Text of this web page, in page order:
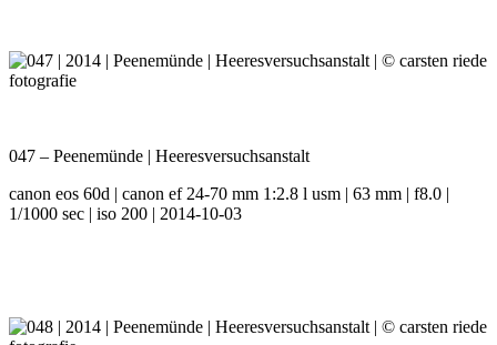
047 – Peenemünde | Heeresversuchsanstalt
canon eos 60d | canon ef 24-70 mm 1:2.8 l usm | 63 mm | f8.0 |
1/1000 sec | iso 200 | 2014-10-03